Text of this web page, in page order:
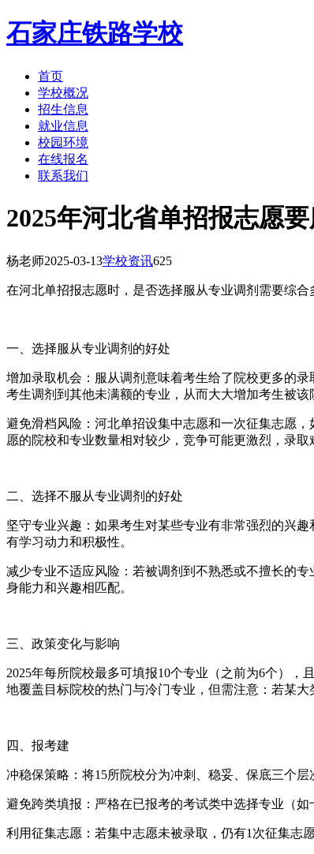
石家庄铁路学校
首页
学校概况
招生信息
就业信息
校园环境
在线报名
联系我们
2025年河北省单招报志愿
杨老师2025-03-13学校资讯625
在河北单招报志愿时，是否选择服从专业调剂需要综合
一、选择服从专业调剂的好处
增加录取机会：服从调剂意味着考生给了院校更多的
考生调剂到其他未满额的专业，从而大大增加考生被该
避免滑档风险：河北单招设集中志愿和一次征集志愿
愿的院校和专业数量相对较少，竞争可能更激烈，录取
二、选择不服从专业调剂的好处
坚守专业兴趣：如果考生对某些专业有非常强烈的兴
有学习动力和积极性。
减少专业不适应风险：若被调剂到不熟悉或不擅长的
身能力和兴趣相匹配。
三、政策变化与影响
2025年每所院校最多可填报10个专业（之前为6个）
地覆盖目标院校的热门与冷门专业，但需注意：若某
四、报考建
冲稳保策略：将15所院校分为冲刺、稳妥、保底三个层
避免跨类填报：严格在已报考的考试类中选择专业（如
利用征集志愿：若集中志愿未被录取，仍有1次征集志